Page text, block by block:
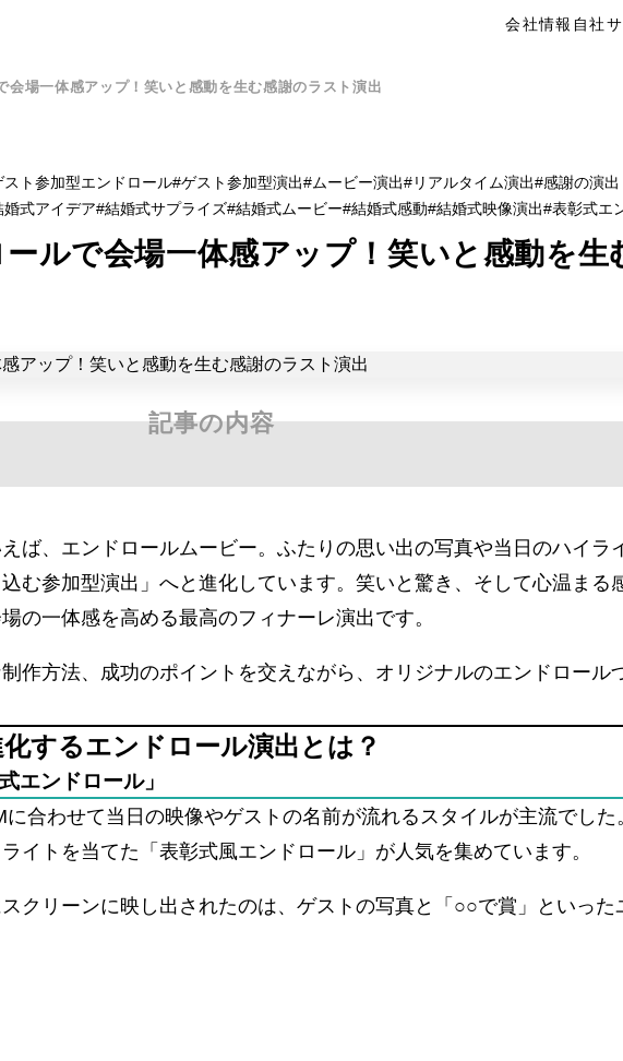
会社情報 自社
会場一体感アップ！笑いと感動を生む感謝のラスト演出
スト参加型エンドロール ゲスト参加型演出 ムービー演出 リアルタイム演出
感謝の演出
婚式アイデア 結婚式サプライズ 結婚式ムービー 結婚式感動 結婚式映像演出 表彰式エ
ルで会場一体感アップ！笑いと感動を生
記事の内容
ば、エンドロールムービー。ふたりの思い出の写真や当日のハイラ
む参加型演出」へと進化しています。笑いと驚き、そして心温まる
の一体感を高める最高のフィナーレ演出です。
作方法、成功のポイントを交えながら、オリジナルのエンドロール
するエンドロール演出とは？
エンドロール」
合わせて当日の映像やゲストの名前が流れるスタイルが主流でした
イトを当てた「表彰式風エンドロール」が人気を集めています。
クリーンに映し出されたのは、ゲストの写真と「○○で賞」といった